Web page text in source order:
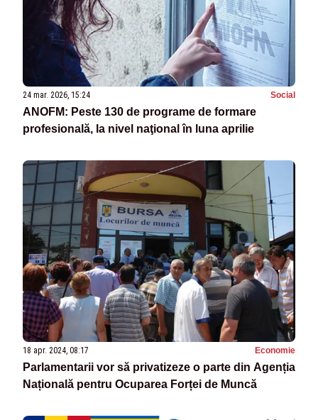
24 mar. 2026, 15:24 Social
ANOFM: Peste 130 de programe de formare
profesională, la nivel naţional în luna aprilie
18 apr. 2024, 08:17 Economie
Parlamentarii vor să privatizeze o parte din Agenția
Națională pentru Ocuparea Forței de Muncă